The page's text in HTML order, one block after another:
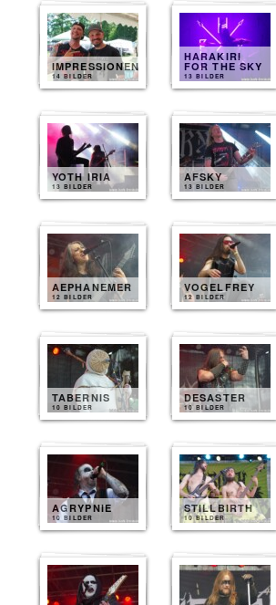
IMPRESSIONEN
14 BILDER
HARAKIRI
FOR THE SKY
13 BILDER
YOTH IRIA
13 BILDER
AFSKY
13 BILDER
AEPHANEMER
12 BILDER
VOGELFREY
12 BILDER
TABERNIS
10 BILDER
DESASTER
10 BILDER
AGRYPNIE
10 BILDER
STILLBIRTH
10 BILDER